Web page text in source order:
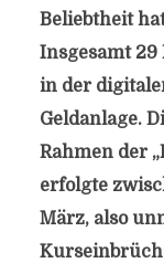
Beliebtheit
Insgesamt 29
in der
Geldanlage.
Rahmen der
erfolgte
März, also